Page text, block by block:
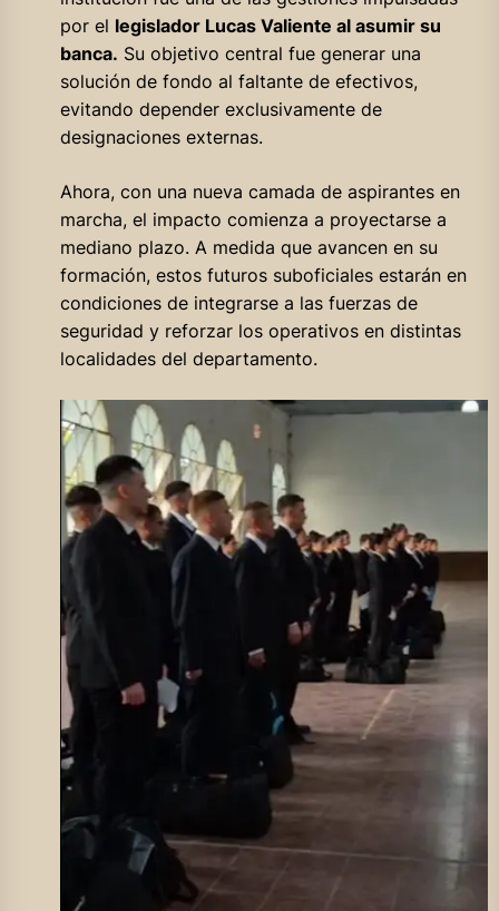
por el legislador Lucas Valiente al asumir su
banca. Su objetivo central fue generar una
solución de fondo al faltante de efectivos,
evitando depender exclusivamente de
designaciones externas.
Ahora, con una nueva camada de aspirantes en
marcha, el impacto comienza a proyectarse a
mediano plazo. A medida que avancen en su
formación, estos futuros suboficiales estarán en
condiciones de integrarse a las fuerzas de
seguridad y reforzar los operativos en distintas
localidades del departamento.